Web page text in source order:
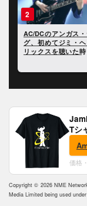
3
AC/DC、アクセル
ズ参加が実現する
アンガス＆クリフ＆
Tシ
価格
Copyright © 2026 NME
Media Limited being used